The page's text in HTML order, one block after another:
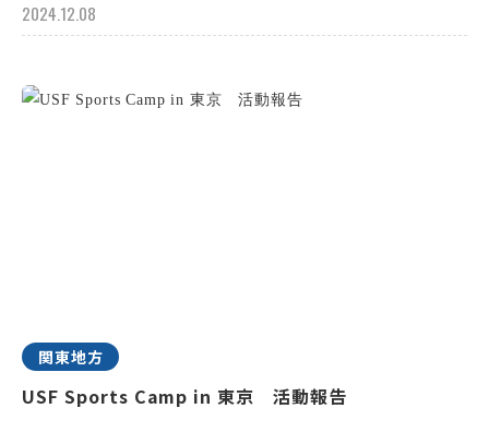
2024.12.08
関東地方
USF Sports Camp in 東京 活動報告